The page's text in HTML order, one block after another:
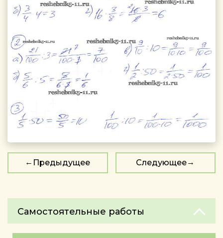
Предыдущее Следующее
Самостоятельные работы